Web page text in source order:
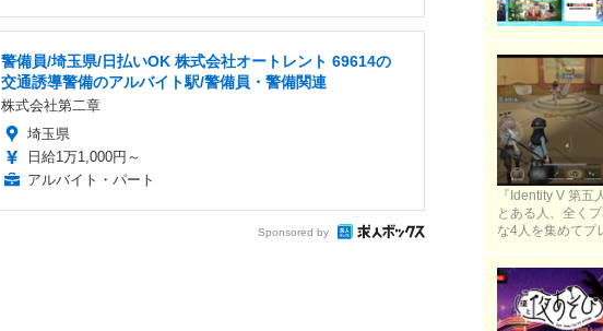
警備員/埼玉県/日払いOK 株式会社オートレント 69614の
交通誘導警備のアルバイト駅/警備員・警備関連
株式会社第二章
埼玉県
日給1万1,000円～
アルバイト・パート
Sponsored by
『Identity V 第五
とある人、全く
な4人を集めてプ